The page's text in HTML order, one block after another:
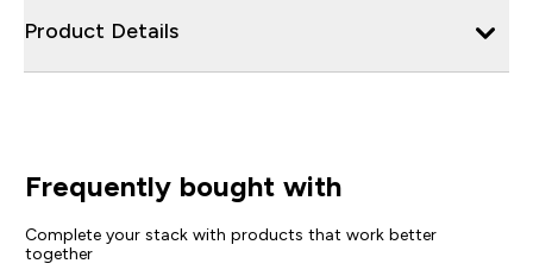
Product Details
Frequently bought with
Complete your stack with products that work better
together